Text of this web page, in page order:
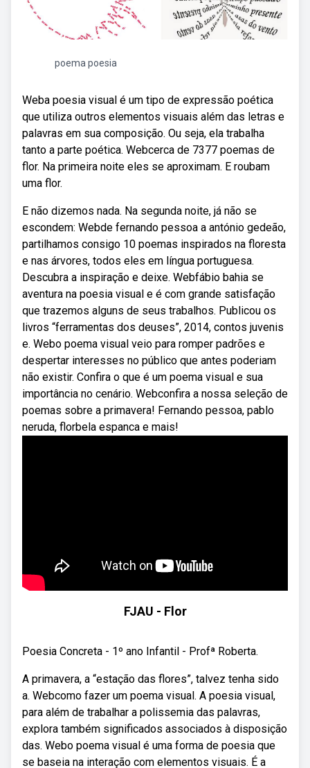
poema poesia
Weba poesia visual é um tipo de expressão poética
que utiliza outros elementos visuais além das letras e
palavras em sua composição. Ou seja, ela trabalha
tanto a parte poética. Webcerca de 7377 poemas de
flor. Na primeira noite eles se aproximam. E roubam
uma flor.
E não dizemos nada. Na segunda noite, já não se
escondem: Webde fernando pessoa a antónio gedeão,
partilhamos consigo 10 poemas inspirados na floresta
e nas árvores, todos eles em língua portuguesa.
Descubra a inspiração e deixe. Webfábio bahia se
aventura na poesia visual e é com grande satisfação
que trazemos alguns de seus trabalhos. Publicou os
livros “ferramentas dos deuses”, 2014, contos juvenis
e. Webo poema visual veio para romper padrões e
despertar interesses no público que antes poderiam
não existir. Confira o que é um poema visual e sua
importância no cenário. Webconfira a nossa seleção de
poemas sobre a primavera! Fernando pessoa, pablo
neruda, florbela espanca e mais!
FJAU - Flor
Poesia Concreta - 1º ano Infantil - Profª Roberta.
A primavera, a “estação das flores”, talvez tenha sido
a. Webcomo fazer um poema visual. A poesia visual,
para além de trabalhar a polissemia das palavras,
explora também significados associados à disposição
das. Webo poema visual é uma forma de poesia que
se baseia na interação com elementos visuais. É a